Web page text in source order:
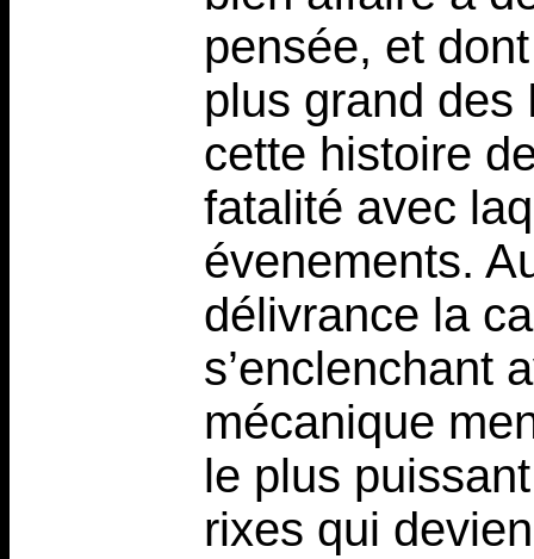
pensée, et
plus grand des
cette histoire
fatalité avec
évenements.
délivrance la
s’enclenchant
mécanique
le plus
rixes qui